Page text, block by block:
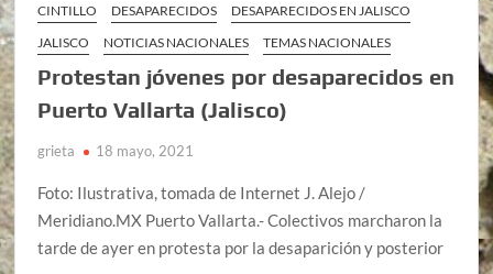
CINTILLO DESAPARECIDOS
DESAPARECIDOS EN JALISCO
JALISCO
NOTICIAS NACIONALES TEMAS NACIONALES
Protestan jóvenes por desaparecidos en
Puerto Vallarta (Jalisco)
grieta 18 mayo, 2021
Foto: Ilustrativa, tomada de Internet J. Alejo /
Meridiano.MX Puerto Vallarta.- Colectivos marcharon la
tarde de ayer en protesta por la desaparición y posterior